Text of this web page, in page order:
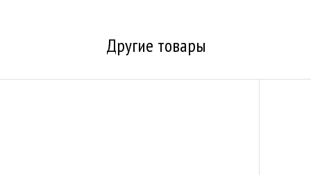
Другие товары